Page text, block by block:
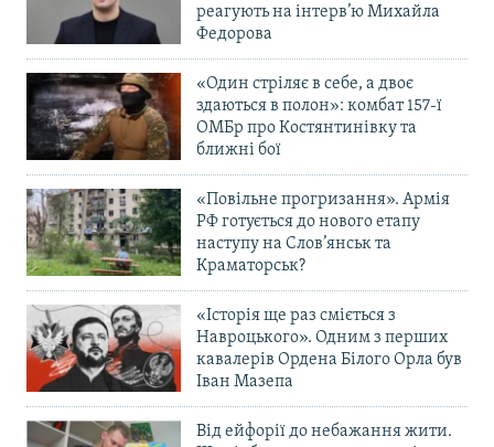
Усі сайти RFE/RL
реагують на інтерв’ю Михайла
Федорова
«Один стріляє в себе, а двоє
здаються в полон»: комбат 157-ї
ОМБр про Костянтинівку та
ближні бої
«Повільне прогризання». Армія
РФ готується до нового етапу
наступу на Слов’янськ та
Краматорськ?
«Історія ще раз сміється з
Навроцького». Одним з перших
кавалерів Ордена Білого Орла був
Іван Мазепа
Від ейфорії до небажання жити.